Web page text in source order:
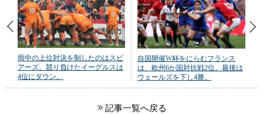
雨中の上位対決を制したのはスピ
アーズ。競り負けたイーグルスは
4位にダウン。
自国開催W杯をにらむフランス
は、欧州6か国対抗戦2位。最後は
ウェールズを下し4勝。
記事一覧へ戻る